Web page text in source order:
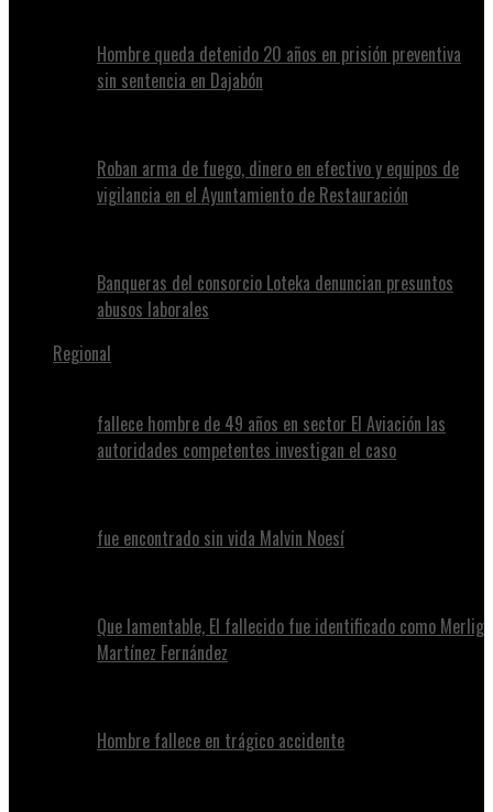
Hombre queda detenido 20 años en prisión preventiva
sin sentencia en Dajabón
Roban arma de fuego, dinero en efectivo y equipos de
vigilancia en el Ayuntamiento de Restauración
Banqueras del consorcio Loteka denuncian presuntos
abusos laborales
Regional
fallece hombre de 49 años en sector El Aviación las
autoridades competentes investigan el caso
fue encontrado sin vida Malvin Noesí
Que lamentable, El fallecido fue identificado como Merlig
Martínez Fernández
Hombre fallece en trágico accidente